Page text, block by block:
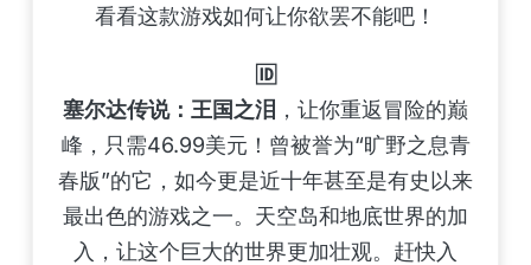
看看这款游戏如何让你欲罢不能吧！
🆔
塞尔达传说：王国之泪 ，让你重返冒险的巅
峰，只需46.99美元！曾被誉为“旷野之息青
春版”的它，如今更是近十年甚至是有史以来
最出色的游戏之一。天空岛和地底世界的加
入，让这个巨大的世界更加壮观。赶快入